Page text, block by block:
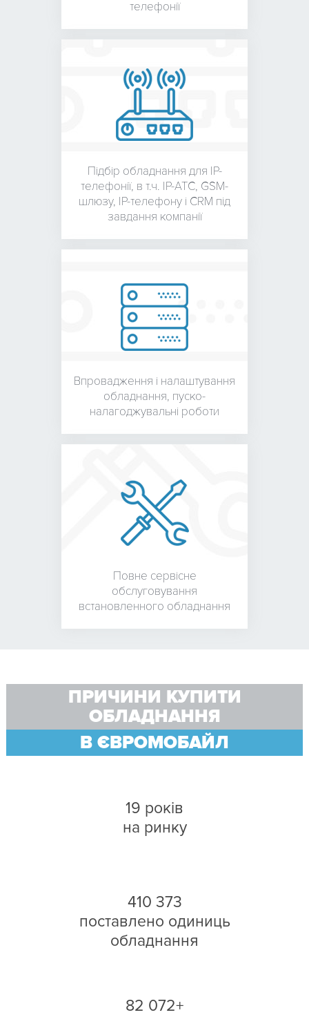
телефонії
Підбір обладнання для IP-
телефонії, в т.ч. IP-АТС, GSM-
шлюзу, IP-телефону і CRM під
завдання компанії
Впровадження і налаштування
обладнання, пуско-
налагоджувальні роботи
Повне сервісне
обслуговування
встановленного обладнання
ПРИЧИНИ КУПИТИ
ОБЛАДНАННЯ
В ЄВРОМОБАЙЛ
19 років
на ринку
410 373
поставлено одиниць
обладнання
82 072+